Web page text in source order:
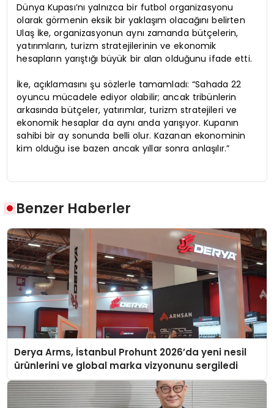
Dünya Kupası’nı yalnızca bir futbol organizasyonu
olarak görmenin eksik bir yaklaşım olacağını belirten
Ulaş İke, organizasyonun aynı zamanda bütçelerin,
yatırımların, turizm stratejilerinin ve ekonomik
hesapların yarıştığı büyük bir alan olduğunu ifade etti.
İke, açıklamasını şu sözlerle tamamladı: “Sahada 22
oyuncu mücadele ediyor olabilir; ancak tribünlerin
arkasında bütçeler, yatırımlar, turizm stratejileri ve
ekonomik hesaplar da aynı anda yarışıyor. Kupanın
sahibi bir ay sonunda belli olur. Kazanan ekonominin
kim olduğu ise bazen ancak yıllar sonra anlaşılır.”
Benzer Haberler
Derya Arms, İstanbul Prohunt 2026’da yeni nesil
ürünlerini ve global marka vizyonunu sergiledi